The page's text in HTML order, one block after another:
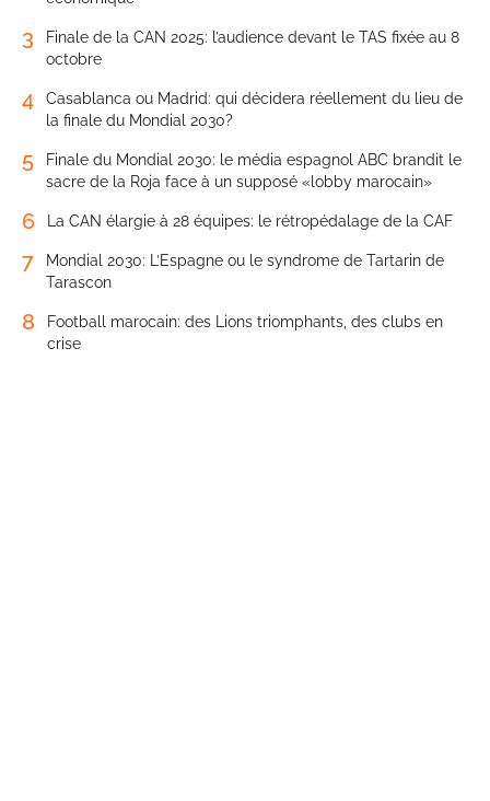
3
Finale de la CAN 2025: l’audience devant le TAS fixée au 8
octobre
4
Casablanca ou Madrid: qui décidera réellement du lieu de
la finale du Mondial 2030?
5
Finale du Mondial 2030: le média espagnol ABC brandit le
sacre de la Roja face à un supposé «lobby marocain»
6 La CAN élargie à 28 équipes: le rétropédalage de la CAF
7
Mondial 2030: L’Espagne ou le syndrome de Tartarin de
Tarascon
8
Football marocain: des Lions triomphants, des clubs en
crise